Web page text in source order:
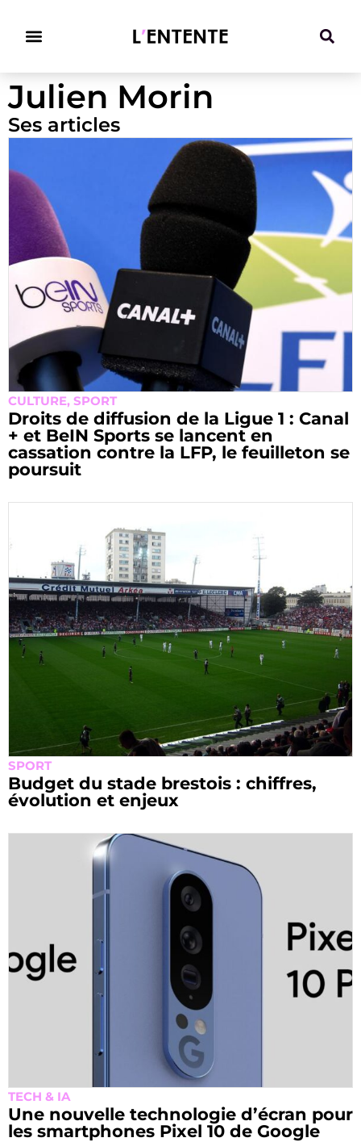
Julien Morin
Ses articles
CULTURE, SPORT
Droits de diffusion de la Ligue 1 : Canal
+ et BeIN Sports se lancent en
cassation contre la LFP, le feuilleton se
poursuit
SPORT
Budget du stade brestois : chiffres,
évolution et enjeux
TECH & IA
Une nouvelle technologie d’écran pour
les smartphones Pixel 10 de Google